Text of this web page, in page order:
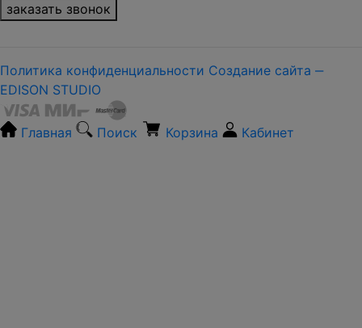
заказать звонок
Политика конфиденциальности Создание сайта ‒
EDISON STUDIO
Главная Поиск Корзина Кабинет